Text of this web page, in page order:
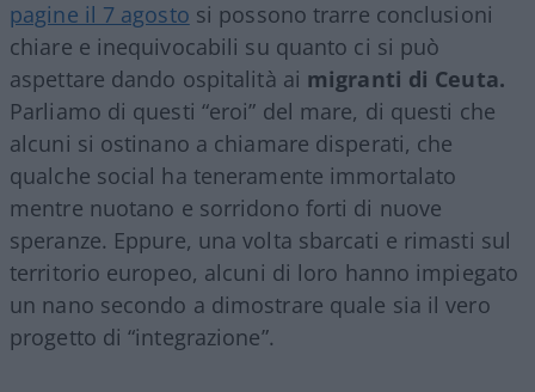
pagine il 7 agosto si possono trarre conclusioni
chiare e inequivocabili su quanto ci si può
aspettare dando ospitalità ai migranti di Ceuta.
Parliamo di questi “eroi” del mare, di questi che
alcuni si ostinano a chiamare disperati, che
qualche social ha teneramente immortalato
mentre nuotano e sorridono forti di nuove
speranze. Eppure, una volta sbarcati e rimasti sul
territorio europeo, alcuni di loro hanno impiegato
un nano secondo a dimostrare quale sia il vero
progetto di “integrazione”.